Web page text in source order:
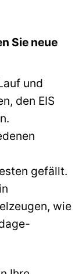
Sie neue
und
den EIS
gefällt.
wie